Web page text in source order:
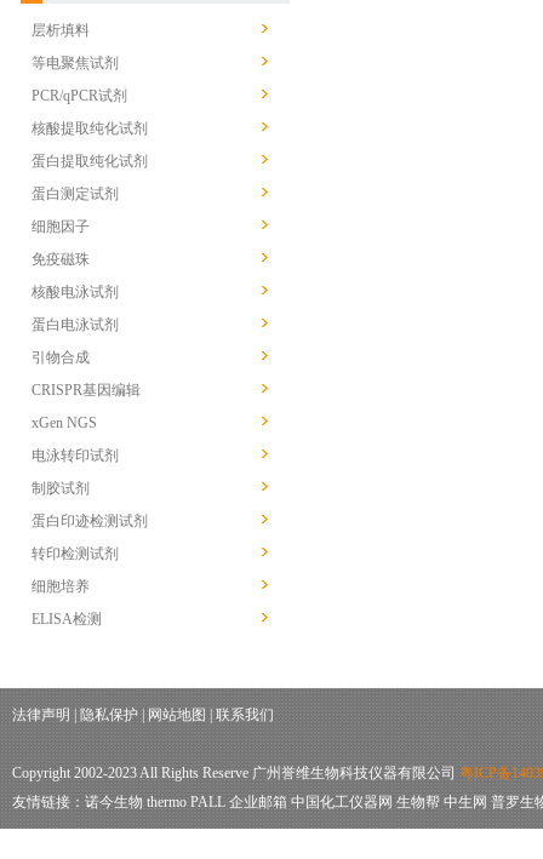
层析填料
等电聚焦试剂
PCR/qPCR试剂
核酸提取纯化试剂
蛋白提取纯化试剂
蛋白测定试剂
细胞因子
免疫磁珠
核酸电泳试剂
蛋白电泳试剂
引物合成
CRISPR基因编辑
xGen NGS
电泳转印试剂
制胶试剂
蛋白印迹检测试剂
转印检测试剂
细胞培养
ELISA检测
法律声明 隐私保护 网站地图 联系我们
Copyright 2002-2023 All Rights Reserve 广州誉维生物科技仪器有限公司 粤ICP备
友情链接： 诺今生物 thermo PALL 企业邮箱 中国化工仪器网 生物帮 中生网 普罗生